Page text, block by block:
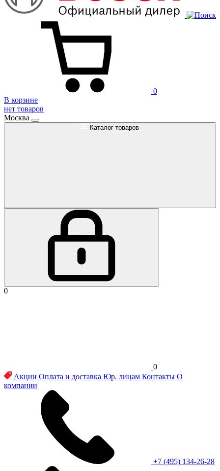
0
В корзине
нет товаров
Москва
Каталог товаров
0
0
Акции Оплата и доставка Юр. лицам Контакты О
компании
+7 (495) 134-26-28